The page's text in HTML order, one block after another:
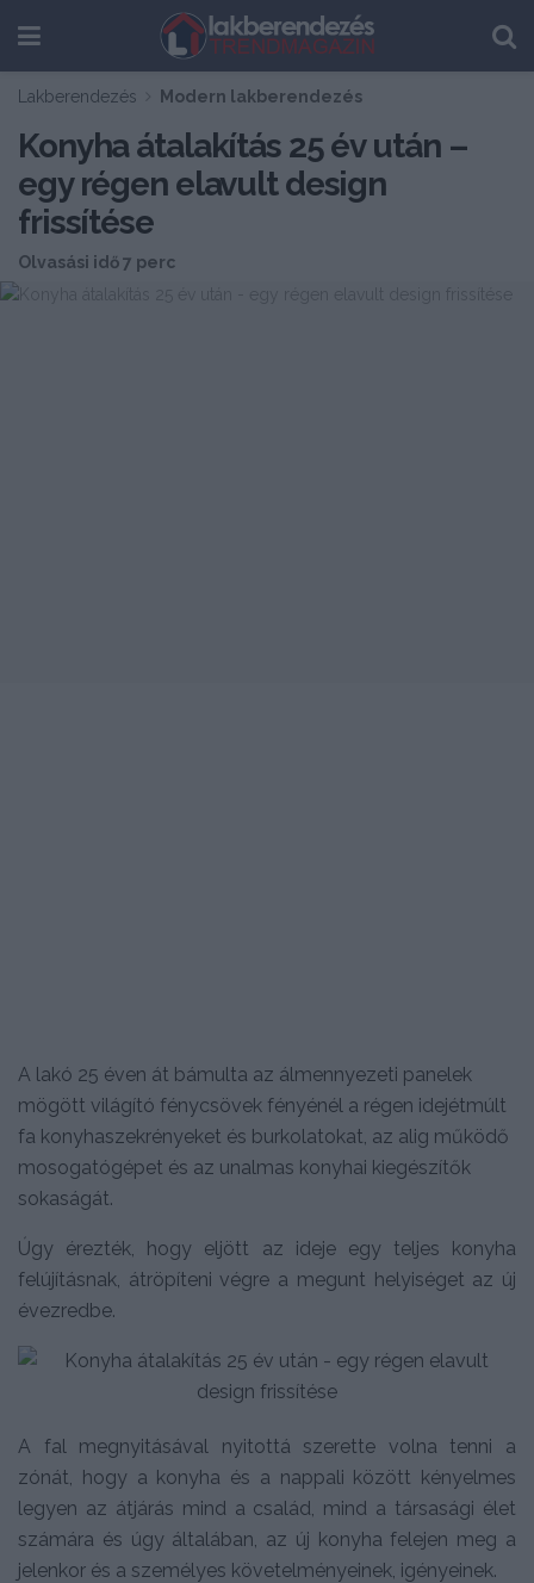
Lakberendezés Modern lakberendezés
Konyha átalakítás 25 év után –
egy régen elavult design
frissítése
Olvasási idő 7 perc
A lakó 25 éven át bámulta az álmennyezeti panelek
mögött világító fénycsövek fényénél a régen idejétmúlt
fa konyhaszekrényeket és burkolatokat, az alig működő
mosogatógépet és az unalmas konyhai kiegészítők
sokaságát.
Úgy érezték, hogy eljött az ideje egy teljes konyha
felújításnak, átröpíteni végre a megunt helyiséget az új
évezredbe.
A fal megnyitásával nyitottá szerette volna tenni a
zónát, hogy a konyha és a nappali között kényelmes
legyen az átjárás mind a család, mind a társasági élet
számára és úgy általában, az új konyha felejen meg a
jelenkor és a személyes követelményeinek, igényeinek.